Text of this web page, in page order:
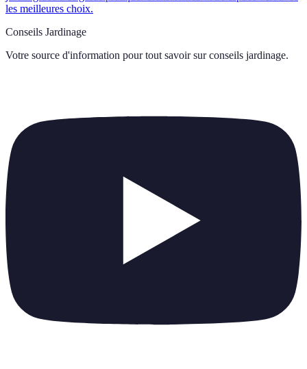
les meilleures choix.
Conseils Jardinage
Votre source d'information pour tout savoir sur conseils jardinage.